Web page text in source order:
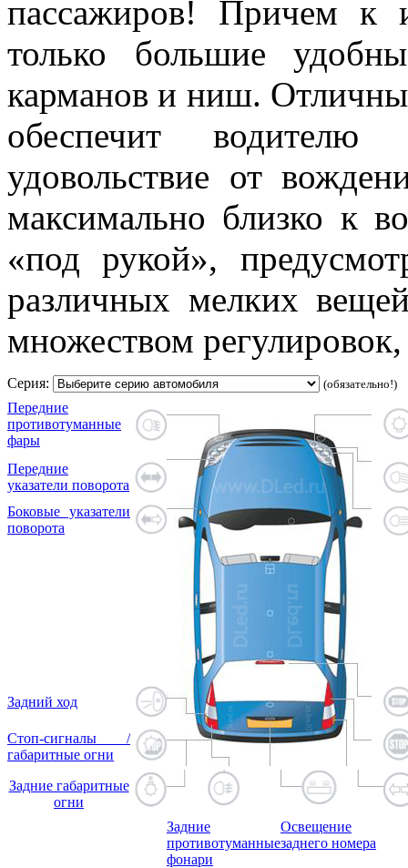
пассажиров! Причем к
только большие
карманов и ниш.
обеспечит
удовольствие от
максимально близко к
«под рукой»,
различных мелких
множеством регулировок,
Серия: (обязательно!)
Передние
противотуманные
фары
Передние
указатели поворота
Боковые указатели
поворота
Задний ход
Стоп-сигналы /
габаритные огни
Задние габаритные
огни
Задние
противотуманные
фонари
Освещение
заднего номера